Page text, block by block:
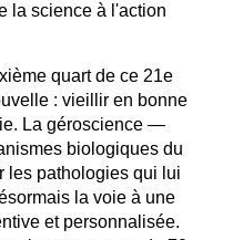
la science à l'action
quart de ce 21e
: vieillir en bonne
La géroscience —
biologiques du
les pathologies qui lui
la voie à une
et personnalisée.